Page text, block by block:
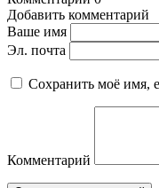
Добавить комментарий
Ваше имя
Эл. почта
Сохранить моё имя,
Комментарий